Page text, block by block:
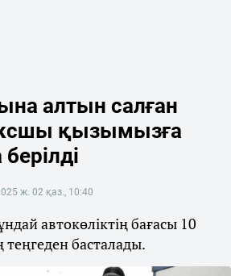
алтын салған
қызымызға
ж. 02 қаз., 10:40
автокөліктің бағасы 10
басталады.